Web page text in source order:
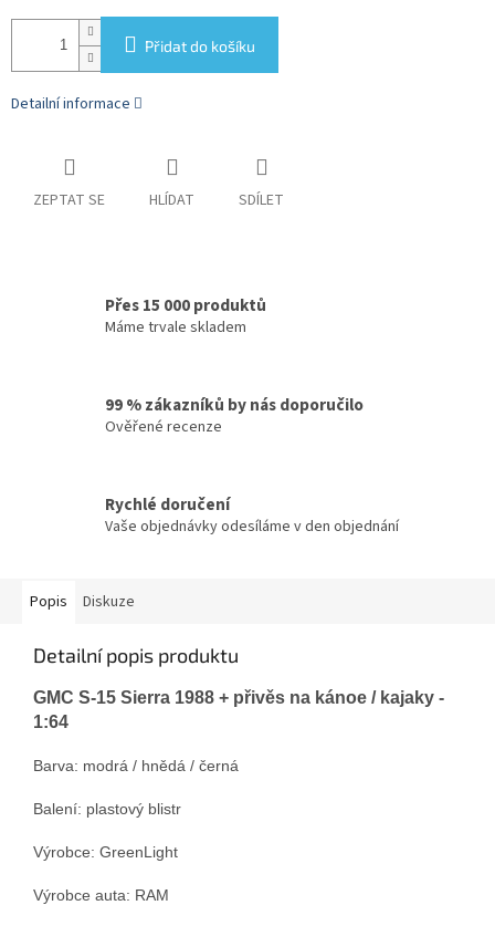
Přidat do košíku
Detailní informace
ZEPTAT SE HLÍDAT SDÍLET
Přes 15 000 produktů
Máme trvale skladem
99 % zákazníků by nás doporučilo
Ověřené recenze
Rychlé doručení
Vaše objednávky odesíláme v den objednání
Popis Diskuze
Detailní popis produktu
GMC S-15 Sierra 1988 + přivěs na kánoe / kajaky -
1:64
Barva: modrá / hnědá / černá
Balení: plastový blistr
Výrobce: GreenLight
Výrobce auta: RAM